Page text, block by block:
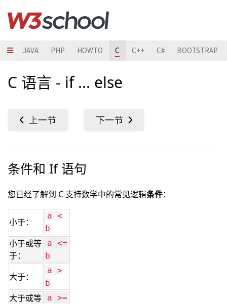
JAVA PHP HOWTO C C++ C# BOOTSTRAP
C 语言 - if ... else
条件和 If 语句
您已经了解到 C 支持数学中的常见逻辑条件：
小于：
a <
b
小于或等
于：
a <=
b
大于：
a >
b
大于或等
a >=